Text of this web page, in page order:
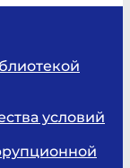
условий